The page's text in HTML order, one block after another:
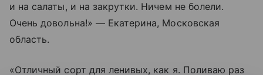
и на салаты, и на закрутки. Ничем не болели.
Очень довольна!» — Екатерина, Московская
область.
«Отличный сорт для ленивых, как я. Поливаю раз